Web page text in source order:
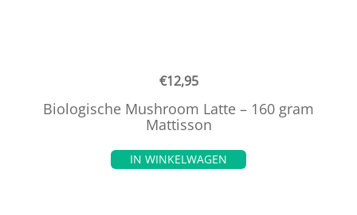
€12,95
Biologische Mushroom Latte – 160 gram
Mattisson
IN WINKELWAGEN